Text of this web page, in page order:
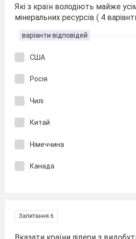
Які з країн володіють майже
мінеральних ресурсів ( 4
варіанти відповідей
США
Росія
Чилі
Китай
Німеччина
Канада
Запитання 6
Вказати країни лідери з